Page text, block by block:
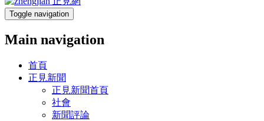
Toggle navigation
Main navigation
首頁
正見新聞
正見新聞首頁
社會
新聞評論